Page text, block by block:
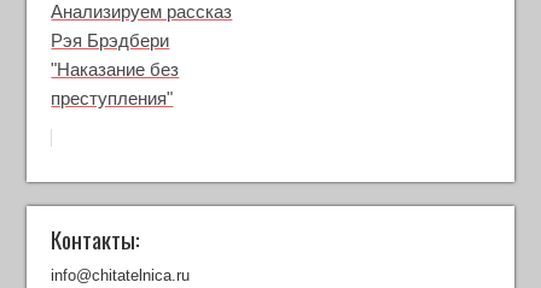
Анализируем рассказ
Рэя Брэдбери
"Наказание без
преступления"
Контакты:
info@chitatelnica.ru